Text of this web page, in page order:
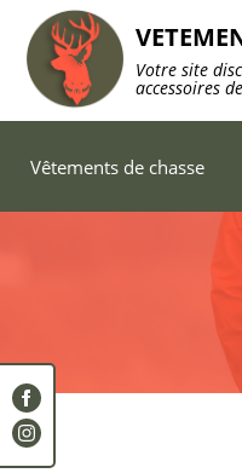
Votre site
accessoires
Vêtements de chasse